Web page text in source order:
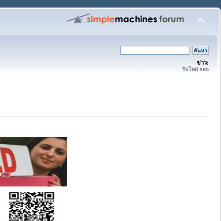
ข่าว:
รับโพส seo